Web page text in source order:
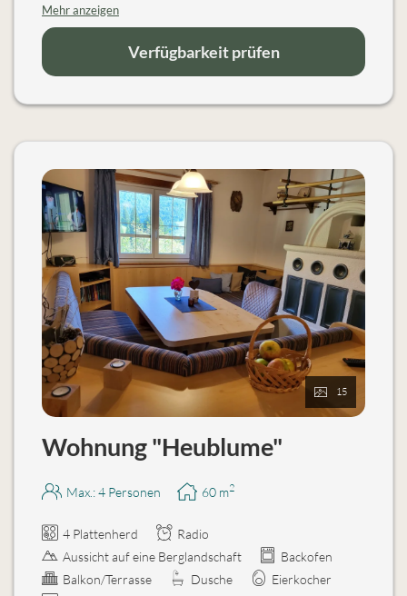
Wohnküche, schönen Essecke mit Eckbank und
Flachbildschirm SAT-TV sowie CD-Player, DU/WC und das
Schlafzimmer ist liebevoll eingerichtet aus herrlich
duftendem Zirbenholz mit einem Doppelbett und
ausgestattet mit Holztischgruppe und Liege.
Mehr anzeigen
Verfügbarkeit prüfen
15
Wohnung "Heublume"
Max.: 4 Personen 60 m2
4 Plattenherd
Radio
Aussicht auf eine Berglandschaft
Backofen
Balkon/Terrasse
Dusche
Eierkocher